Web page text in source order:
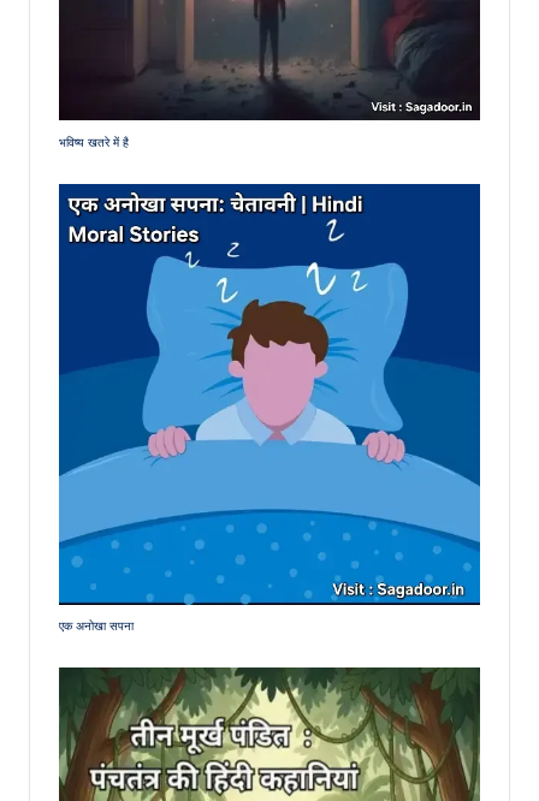
भविष्य खतरे में है
एक अनोखा सपना